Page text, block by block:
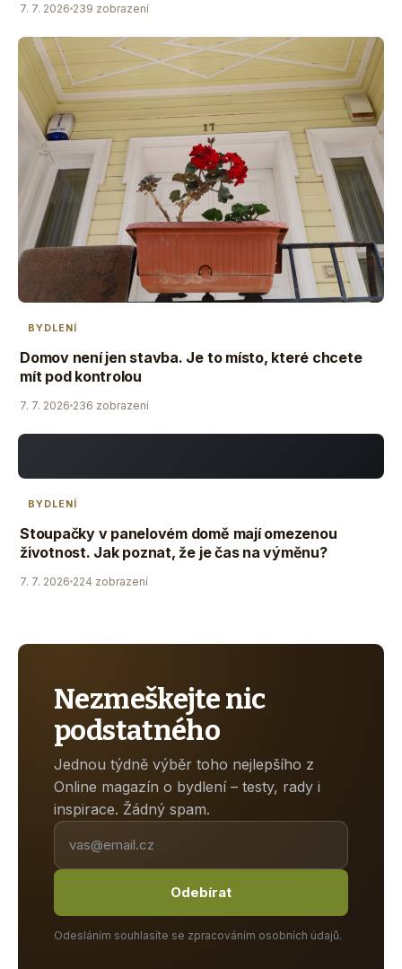
7. 7. 2026 239 zobrazení
BYDLENÍ
Domov není jen stavba. Je to místo, které chcete
mít pod kontrolou
7. 7. 2026 236 zobrazení
BYDLENÍ
Stoupačky v panelovém domě mají omezenou
životnost. Jak poznat, že je čas na výměnu?
7. 7. 2026 224 zobrazení
Nezmeškejte nic
podstatného
Jednou týdně výběr toho nejlepšího z
Online magazín o bydlení – testy, rady i
inspirace. Žádný spam.
Odebírat
Odesláním souhlasíte se zpracováním osobních údajů.